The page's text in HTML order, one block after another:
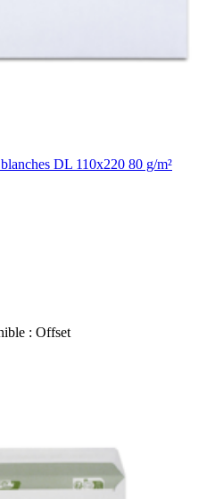
DL 110x220 80 g/m²
: Offset